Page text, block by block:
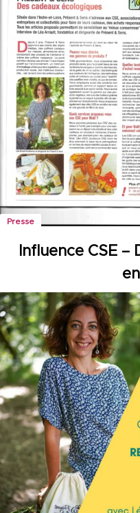
Presse
Influence CSE